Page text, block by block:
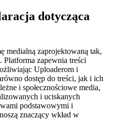
dotycząca
medialną zaprojektowaną tak,
Platforma zapewnia treści
Uploaderom i
dostęp do treści, jak i ich
i społecznościowe media,
i uciskanych
podstawowymi i
znaczący wkład w